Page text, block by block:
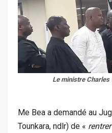
Le ministre Charles
Me Bea a demandé au
Tounkara, ndlr) de «